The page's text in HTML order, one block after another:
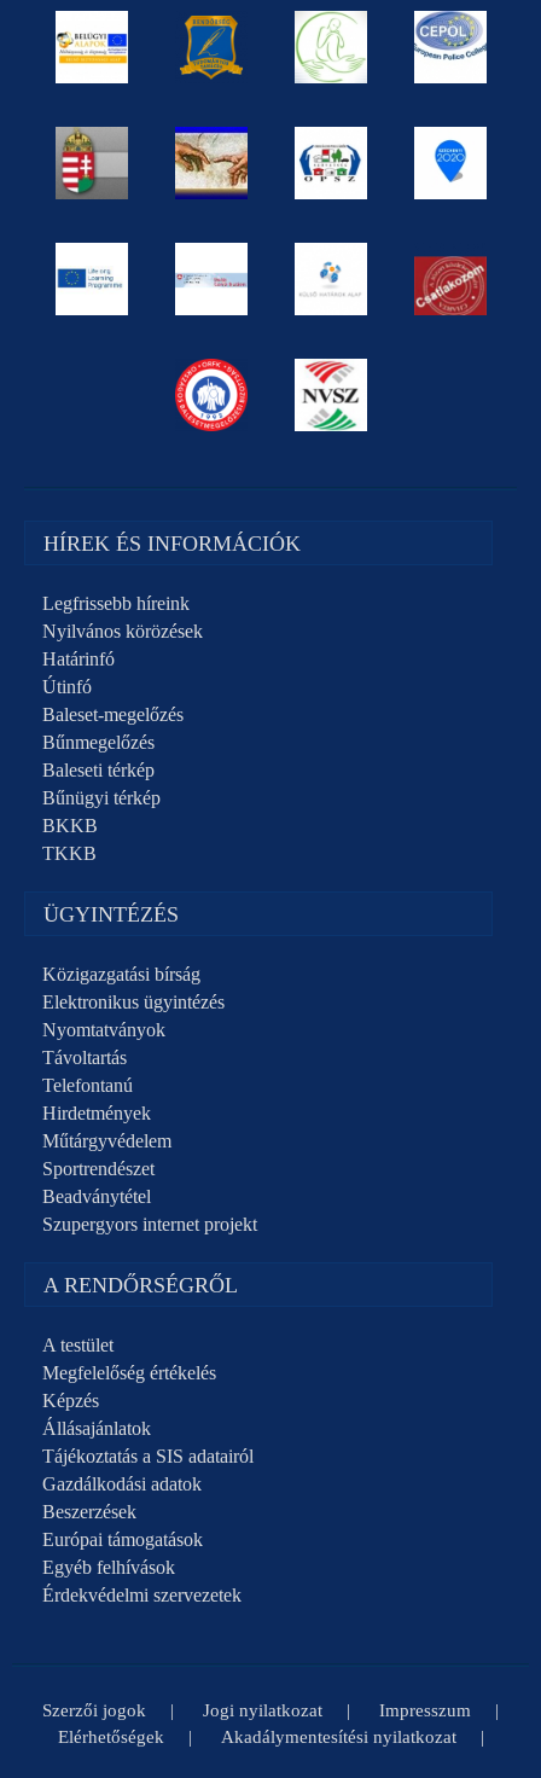
HÍREK ÉS INFORMÁCIÓK
Legfrissebb híreink
Nyilvános körözések
Határinfó
Útinfó
Baleset-megelőzés
Bűnmegelőzés
Baleseti térkép
Bűnügyi térkép
BKKB
TKKB
ÜGYINTÉZÉS
Közigazgatási bírság
Elektronikus ügyintézés
Nyomtatványok
Távoltartás
Telefontanú
Hirdetmények
Műtárgyvédelem
Sportrendészet
Beadványtétel
Szupergyors internet projekt
A RENDŐRSÉGRŐL
A testület
Megfelelőség értékelés
Képzés
Állásajánlatok
Tájékoztatás a SIS adatairól
Gazdálkodási adatok
Beszerzések
Európai támogatások
Egyéb felhívások
Érdekvédelmi szervezetek
Szerzői jogok Jogi nyilatkozat
Impresszum
Elérhetőségek
Akadálymentesítési nyilatkozat